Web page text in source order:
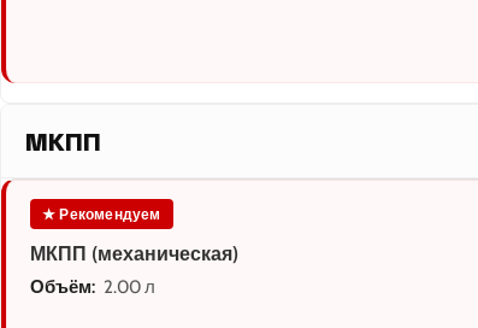
МКПП
★ Рекомендуем
МКПП (механическая)
Объём: 2.00 л